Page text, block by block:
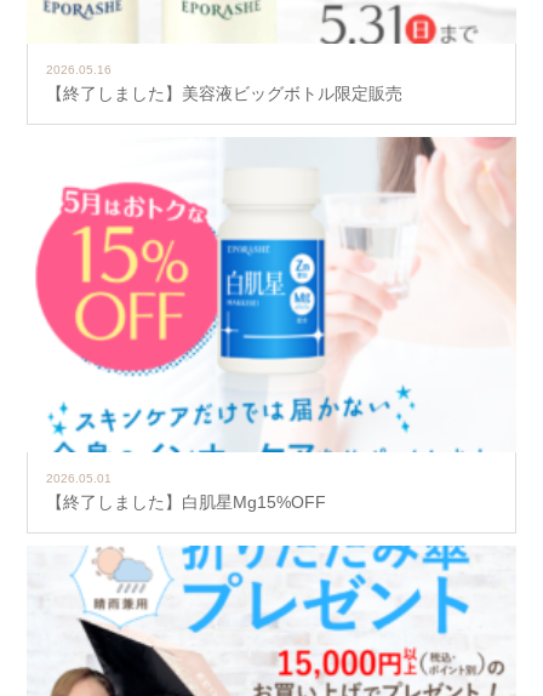
2026.05.16
【終了しました】美容液ビッグボトル限定販売
2026.05.01
【終了しました】白肌星Mg15%OFF